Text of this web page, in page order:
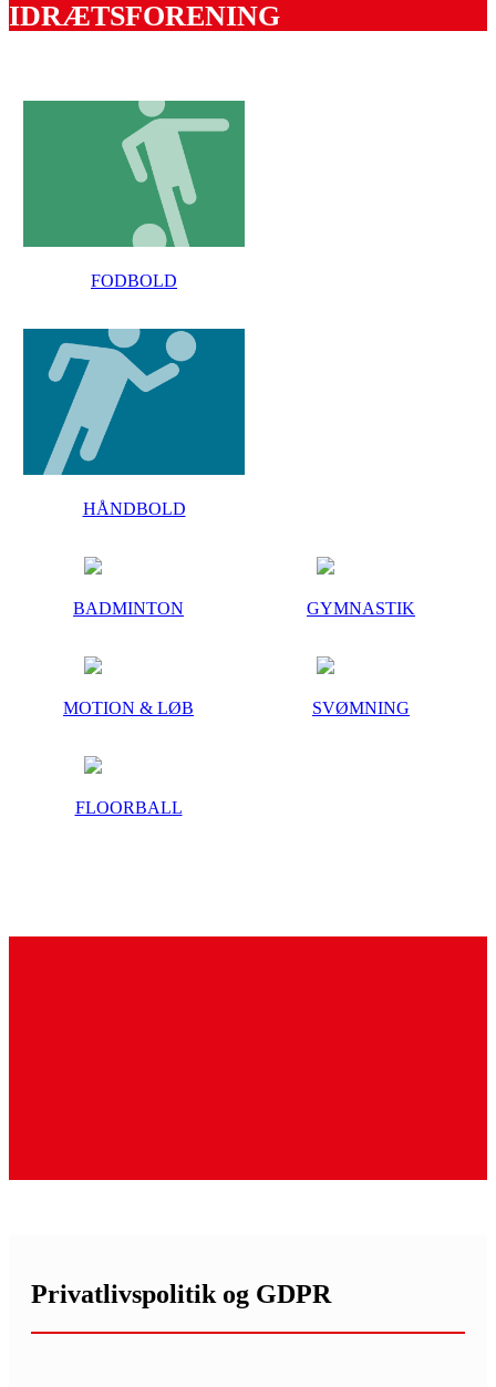
IDRÆTSFORENING
FODBOLD
HÅNDBOLD
BADMINTON GYMNASTIK
MOTION & LØB SVØMNING
FLOORBALL
Privatlivspolitik og GDPR